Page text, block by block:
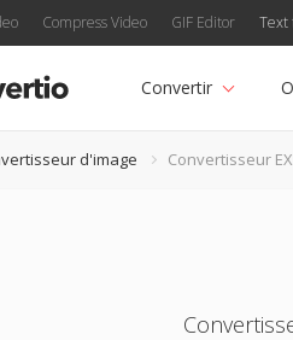
Compress Video GIF Editor Text
Convertir
d'image Convertisseur